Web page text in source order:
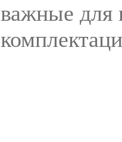
важные для